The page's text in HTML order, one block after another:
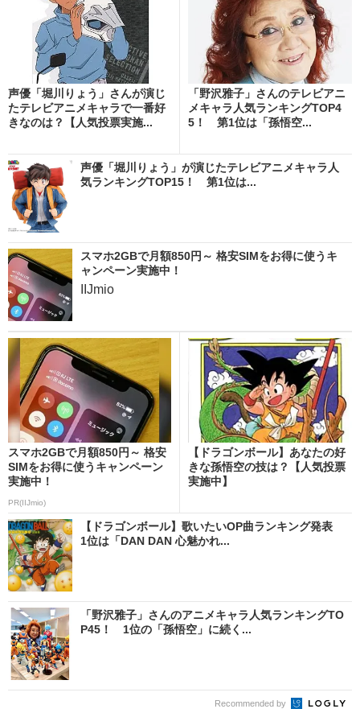
声優「堀川りょう」さんが演じ
たテレビアニメキャラで一番好
きなのは？【人気投票実施...
「野沢雅子」さんのテレビアニ
メキャラ人気ランキングTOP4
5！ 第1位は「孫悟空...
声優「堀川りょう」が演じたテレビアニメキャラ人
気ランキングTOP15！ 第1位は...
スマホ2GBで月額850円～ 格安SIMをお得に使うキ
ャンペーン実施中！
IIJmio
スマホ2GBで月額850円～ 格安
SIMをお得に使うキャンペーン
実施中！
PR(IIJmio)
【ドラゴンボール】あなたの好
きな孫悟空の技は？【人気投票
実施中】
【ドラゴンボール】歌いたいOP曲ランキング発表
1位は「DAN DAN 心魅かれ...
「野沢雅子」さんのアニメキャラ人気ランキングTO
P45！ 1位の「孫悟空」に続く...
Recommended by